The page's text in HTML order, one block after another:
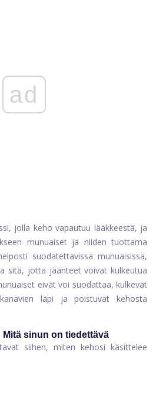
ad
jolla keho vapautuu lääkkeestä, ja
munuaiset ja niiden tuottama
suodatettavissa munuaisissa,
sitä, jotta jäänteet voivat kulkeutua
eivät voi suodattaa, kulkevat
läpi ja poistuvat kehosta
sinun on tiedettävä
siihen, miten kehosi käsittelee